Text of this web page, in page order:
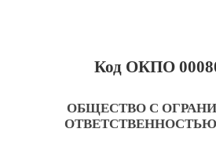
Код ОКПО
ОБЩЕСТВО С